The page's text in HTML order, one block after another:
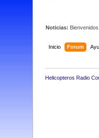
Noticias:
Inicio Forum
Helicopteros Radio